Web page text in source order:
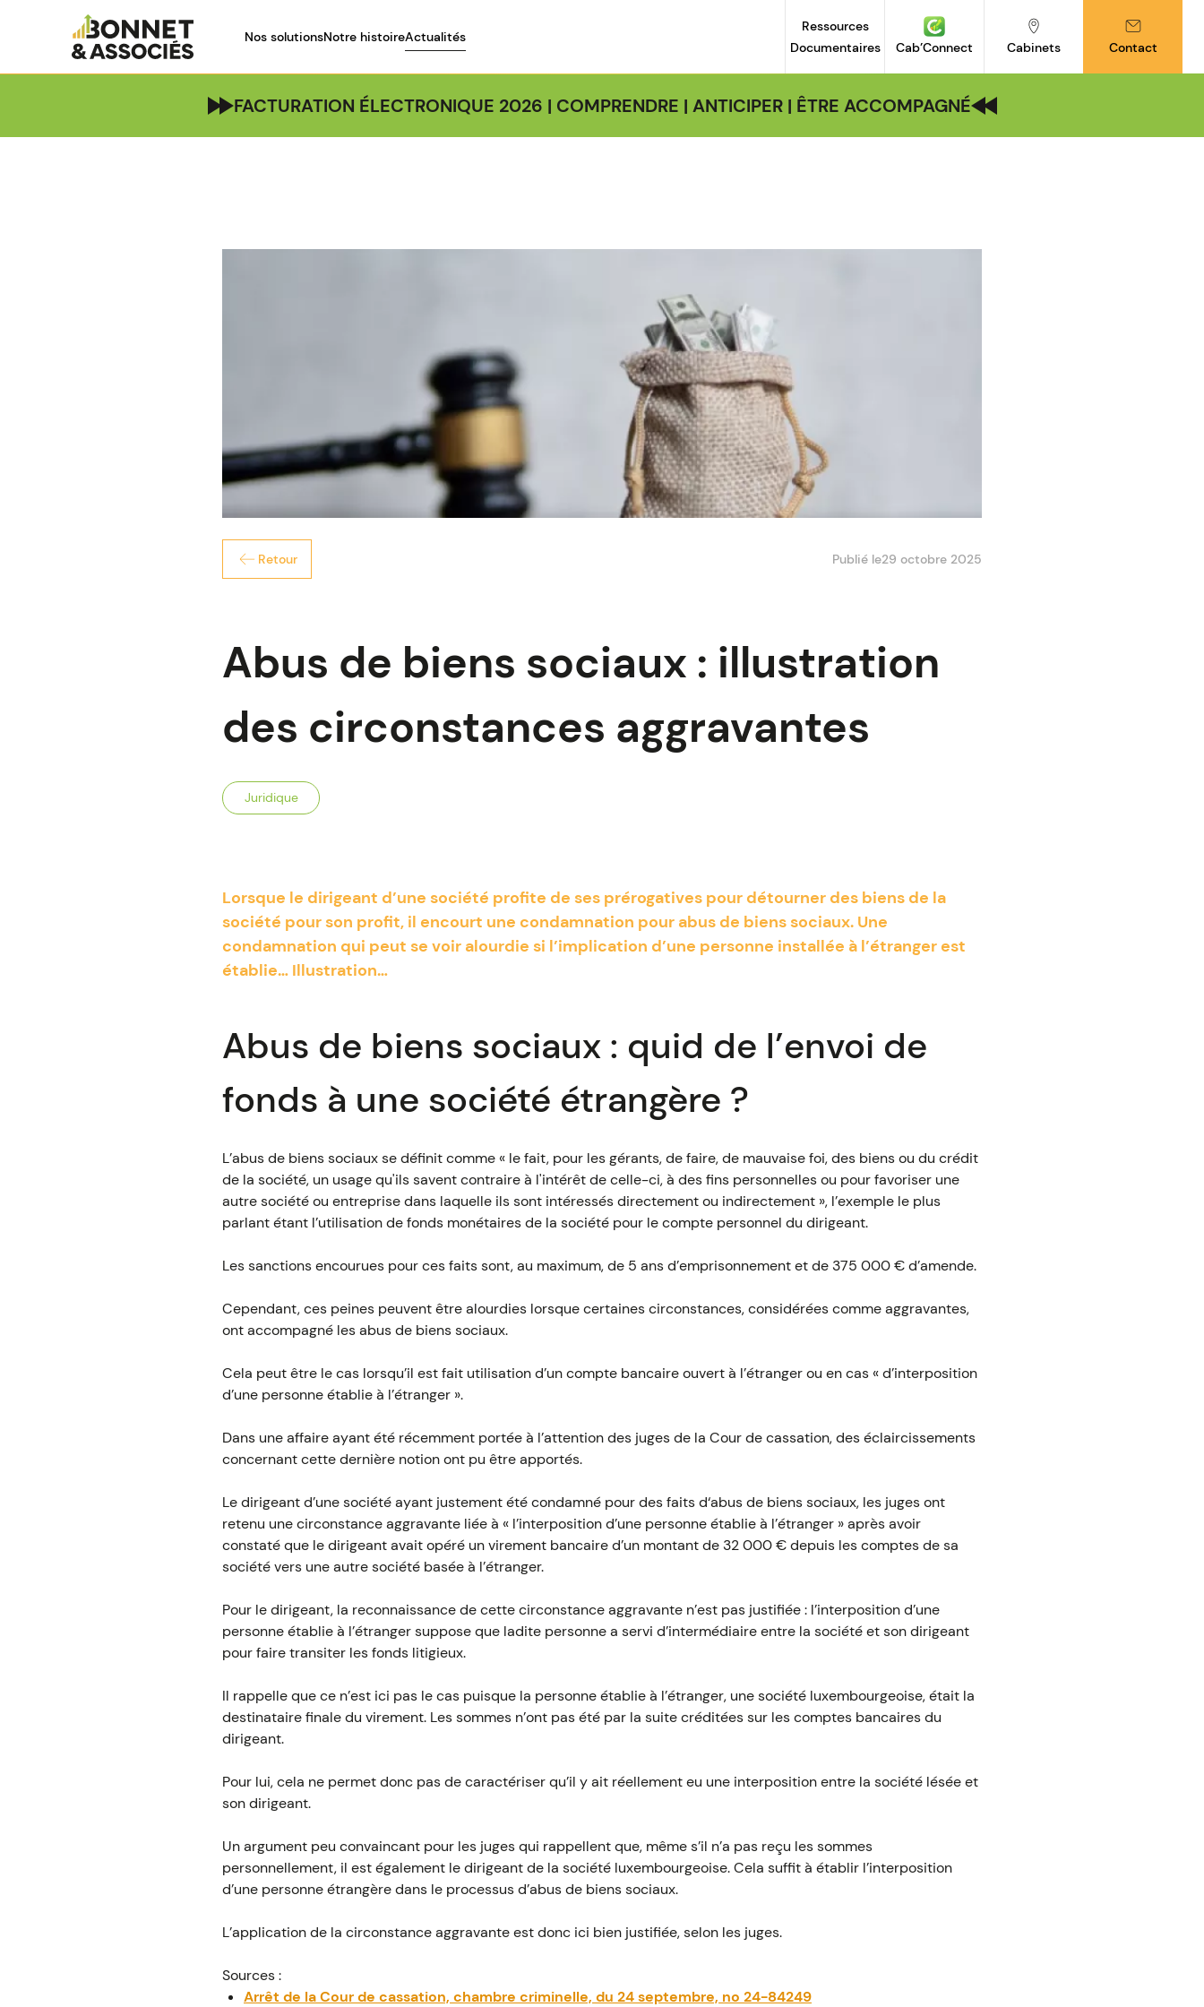
Nos solutionsNotre histoireActualités
Ressources
Documentaires
Cab’Connect Cabinets Contact
FACTURATION ÉLECTRONIQUE 2026 | COMPRENDRE | ANTICIPER | ÊTRE ACCOMPAGNÉ
Retour Publié le29 octobre 2025
Abus de biens sociaux : illustration
des circonstances aggravantes
Juridique
Lorsque le dirigeant d’une société profite de ses prérogatives pour détourner des biens de la
société pour son profit, il encourt une condamnation pour abus de biens sociaux. Une
condamnation qui peut se voir alourdie si l’implication d’une personne installée à l’étranger est
établie… Illustration…
Abus de biens sociaux : quid de l’envoi de
fonds à une société étrangère ?
L’abus de biens sociaux se définit comme « le fait, pour les gérants, de faire, de mauvaise foi, des biens ou du crédit
de la société, un usage qu'ils savent contraire à l'intérêt de celle-ci, à des fins personnelles ou pour favoriser une
autre société ou entreprise dans laquelle ils sont intéressés directement ou indirectement », l’exemple le plus
parlant étant l’utilisation de fonds monétaires de la société pour le compte personnel du dirigeant.
Les sanctions encourues pour ces faits sont, au maximum, de 5 ans d’emprisonnement et de 375 000 € d’amende.
Cependant, ces peines peuvent être alourdies lorsque certaines circonstances, considérées comme aggravantes,
ont accompagné les abus de biens sociaux.
Cela peut être le cas lorsqu’il est fait utilisation d’un compte bancaire ouvert à l’étranger ou en cas « d’interposition
d’une personne établie à l’étranger ».
Dans une affaire ayant été récemment portée à l’attention des juges de la Cour de cassation, des éclaircissements
concernant cette dernière notion ont pu être apportés.
Le dirigeant d’une société ayant justement été condamné pour des faits d‘abus de biens sociaux, les juges ont
retenu une circonstance aggravante liée à « l’interposition d’une personne établie à l’étranger » après avoir
constaté que le dirigeant avait opéré un virement bancaire d’un montant de 32 000 € depuis les comptes de sa
société vers une autre société basée à l’étranger.
Pour le dirigeant, la reconnaissance de cette circonstance aggravante n’est pas justifiée : l’interposition d’une
personne établie à l’étranger suppose que ladite personne a servi d’intermédiaire entre la société et son dirigeant
pour faire transiter les fonds litigieux.
Il rappelle que ce n’est ici pas le cas puisque la personne établie à l’étranger, une société luxembourgeoise, était la
destinataire finale du virement. Les sommes n’ont pas été par la suite créditées sur les comptes bancaires du
dirigeant.
Pour lui, cela ne permet donc pas de caractériser qu’il y ait réellement eu une interposition entre la société lésée et
son dirigeant.
Un argument peu convaincant pour les juges qui rappellent que, même s’il n’a pas reçu les sommes
personnellement, il est également le dirigeant de la société luxembourgeoise. Cela suffit à établir l’interposition
d’une personne étrangère dans le processus d’abus de biens sociaux.
L’application de la circonstance aggravante est donc ici bien justifiée, selon les juges.
Sources :
Arrêt de la Cour de cassation, chambre criminelle, du 24 septembre, no 24-84249